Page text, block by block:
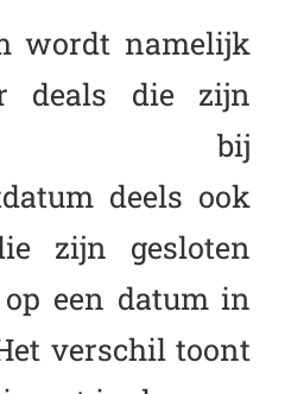
wordt namelijk
deals die zijn
bij
deels ook
zijn gesloten
een datum in
verschil toont